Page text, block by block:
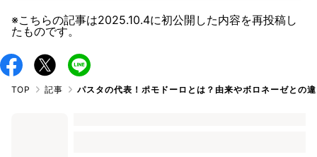
※こちらの記事は2025.10.4に初公開した内容を再投稿し
たものです。
TOP 記事 パスタの代表！ポモドーロとは？由来やボロネーゼとの